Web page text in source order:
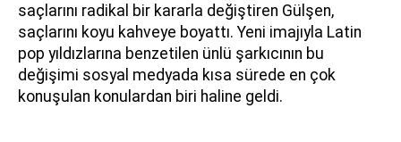
saçlarını radikal bir kararla değiştiren Gülşen,
saçlarını koyu kahveye boyattı. Yeni imajıyla Latin
pop yıldızlarına benzetilen ünlü şarkıcının bu
değişimi sosyal medyada kısa sürede en çok
konuşulan konulardan biri haline geldi.